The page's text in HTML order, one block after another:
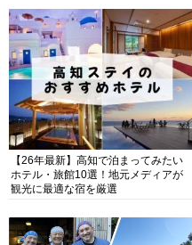
【26年最新】高知で泊まってみたい
ホテル・旅館10選！地元メディアが
観光に最適な宿を厳選